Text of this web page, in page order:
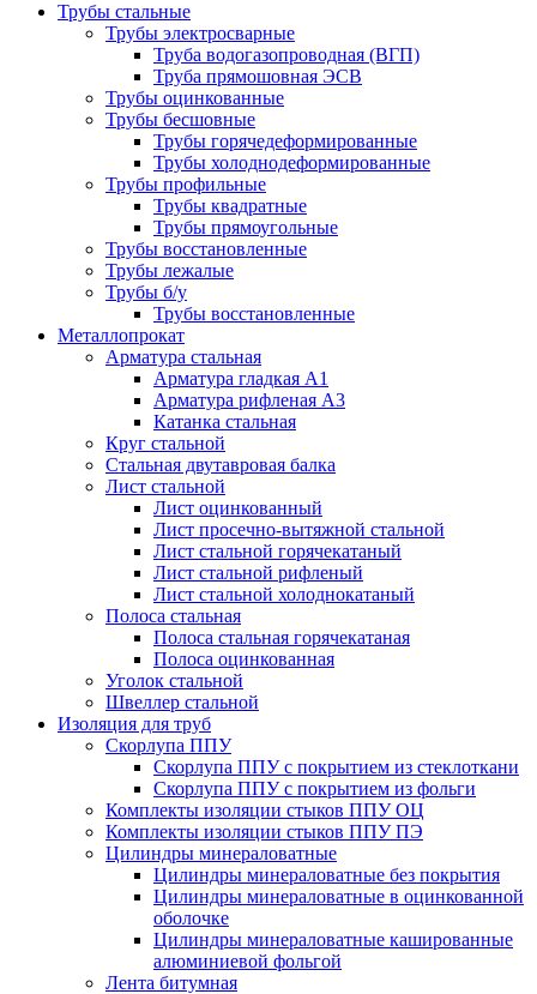
Трубы стальные
Трубы электросварные
Труба водогазопроводная (ВГП)
Труба прямошовная ЭСВ
Трубы оцинкованные
Трубы бесшовные
Трубы горячедеформированные
Трубы холоднодеформированные
Трубы профильные
Трубы квадратные
Трубы прямоугольные
Трубы восстановленные
Трубы лежалые
Трубы б/у
Трубы восстановленные
Металлопрокат
Арматура стальная
Арматура гладкая А1
Арматура рифленая А3
Катанка стальная
Круг стальной
Стальная двутавровая балка
Лист стальной
Лист оцинкованный
Лист просечно-вытяжной стальной
Лист стальной горячекатаный
Лист стальной рифленый
Лист стальной холоднокатаный
Полоса стальная
Полоса стальная горячекатаная
Полоса оцинкованная
Уголок стальной
Швеллер стальной
Изоляция для труб
Скорлупа ППУ
Скорлупа ППУ с покрытием из стеклоткани
Скорлупа ППУ с покрытием из фольги
Комплекты изоляции стыков ППУ ОЦ
Комплекты изоляции стыков ППУ ПЭ
Цилиндры минераловатные
Цилиндры минераловатные без покрытия
Цилиндры минераловатные в оцинкованной
оболочке
Цилиндры минераловатные кашированные
алюминиевой фольгой
Лента битумная